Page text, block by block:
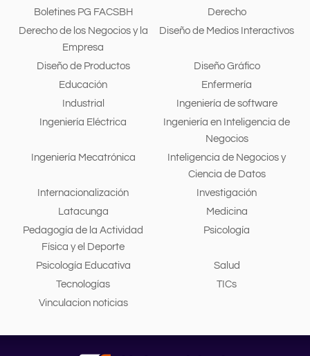
Boletines PG FACSBH
Derecho
Derecho de los Negocios y la
Empresa
Diseño de Medios Interactivos
Diseño de Productos
Diseño Gráfico
Educación
Enfermería
Industrial
Ingeniería de software
Ingeniería Eléctrica
Ingeniería en Inteligencia de
Negocios
Ingeniería Mecatrónica
Inteligencia de Negocios y
Ciencia de Datos
Internacionalización
Investigación
Latacunga
Medicina
Pedagogía de la Actividad
Física y el Deporte
Psicología
Psicología Educativa
Salud
Tecnologías
TICs
Vinculacion noticias